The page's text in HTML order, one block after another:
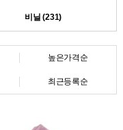
비닐 (231)
높은가격순
최근등록순